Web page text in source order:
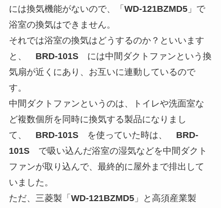
には換気機能がないので、「 WD-121BZMD5」で
浴室の換気はできません。
それでは浴室の換気はどうするのか？といいます
と、 BRD-101Sには中間ダクトファンという換
気扇が近くにあり、お互いに連動しているので
す。
中間ダクトファンというのは、トイレや洗面室な
ど複数個所を同時に換気する製品になりまし
て、 BRD-101Sを使っていた時は、 BRD-
101Sで吸い込んだ浴室の湿気などを中間ダクト
ファンが取り込んで、最終的に屋外まで排出して
いました。
ただ、三菱製「 WD-121BZMD5」と高須産業製